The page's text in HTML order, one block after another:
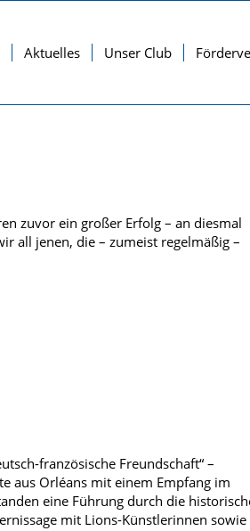
Aktuelles Unser Club
zuvor ein großer Erfolg – an diesmal
all jenen, die – zumeist regelmäßig –
französische Freundschaft“ –
aus Orléans mit einem Empfang im
eine Führung durch die
mit Lions-Künstlerinnen sowie